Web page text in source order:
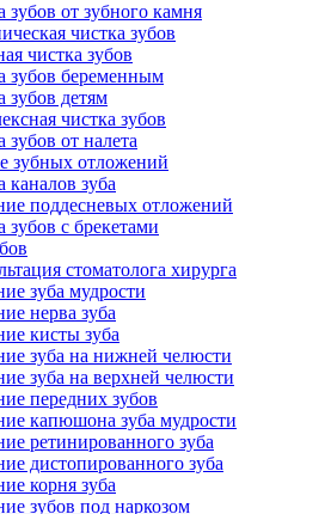
зубов от зубного камня
чистка зубов
чистка зубов
зубов беременным
зубов детям
чистка зубов
зубов от налета
зубных отложений
каналов зуба
поддесневых отложений
зубов с брекетами
стоматолога хирурга
зуба мудрости
нерва зуба
кисты зуба
зуба на нижней челюсти
зуба на верхней челюсти
передних зубов
капюшона зуба мудрости
ретинированного зуба
дистопированного зуба
корня зуба
зубов под наркозом